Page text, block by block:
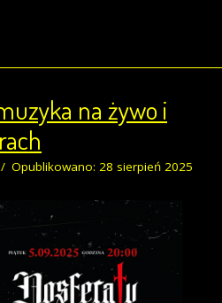
na żywo i
Opublikowano: 28 sierpień 2025